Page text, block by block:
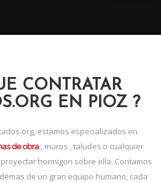
CONTRATAR
EN PIOZ ?
estamos especializados en
de obra, muros , taludes o cualquier
hormigon sobre ella. Contamos
de un gran equipo humano, cada